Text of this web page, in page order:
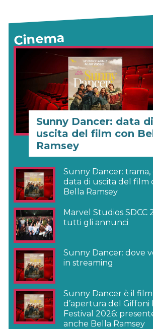
Cinema
Sunny Dancer: data di
uscita del film con
Ramsey
Sunny Dancer: trama,
data di uscita del film
Bella Ramsey
Marvel Studios SDCC
tutti gli annunci
Sunny Dancer: dove
in streaming
Sunny Dancer è il film
d’apertura del Giffoni
Festival 2026:
anche Bella Ramsey